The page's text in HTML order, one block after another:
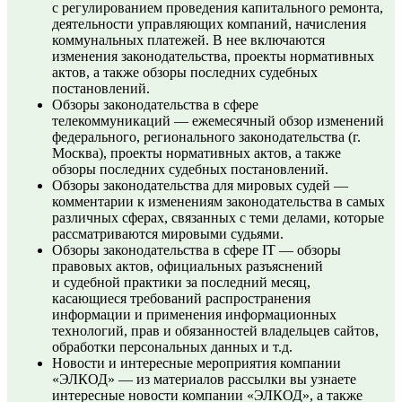
с регулированием проведения капитального ремонта,
деятельности управляющих компаний, начисления
коммунальных платежей. В нее включаются
изменения законодательства, проекты нормативных
актов, а также обзоры последних судебных
постановлений.
Обзоры законодательства в сфере
телекоммуникаций — ежемесячный обзор изменений
федерального, регионального законодательства (г.
Москва), проекты нормативных актов, а также
обзоры последних судебных постановлений.
Обзоры законодательства для мировых судей —
комментарии к изменениям законодательства в самых
различных сферах, связанных с теми делами, которые
рассматриваются мировыми судьями.
Обзоры законодательства в сфере IT — обзоры
правовых актов, официальных разъяснений
и судебной практики за последний месяц,
касающиеся требований распространения
информации и применения информационных
технологий, прав и обязанностей владельцев сайтов,
обработки персональных данных и т.д.
Новости и интересные мероприятия компании
«ЭЛКОД» — из материалов рассылки вы узнаете
интересные новости компании «ЭЛКОД», а также